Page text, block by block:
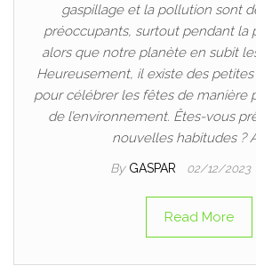
gaspillage et la pollution sont
préoccupants, surtout pendant la
alors que notre planète en subit
Heureusement, il existe des
pour célébrer les fêtes de manière
de l’environnement. Êtes-vous
nouvelles habitudes ?
By GASPAR 02/12/2023
Read More